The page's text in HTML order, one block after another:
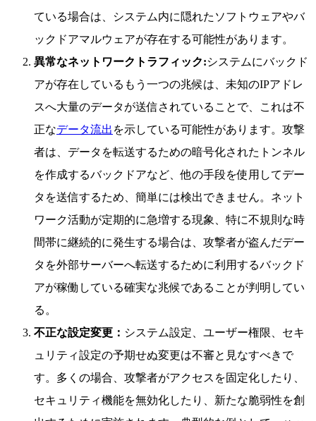
ている場合は、システム内に隠れたソフトウェアやバ
ックドアマルウェアが存在する可能性があります。
異常なネットワークトラフィック:システムにバックド
アが存在しているもう一つの兆候は、未知のIPアドレ
スへ大量のデータが送信されていることで、これは不
正なデータ流出 を示している可能性があります。攻撃
者は、データを転送するための暗号化されたトンネル
を作成するバックドアなど、他の手段を使用してデー
タを送信するため、簡単には検出できません。ネット
ワーク活動が定期的に急増する現象、特に不規則な時
間帯に継続的に発生する場合は、攻撃者が盗んだデー
タを外部サーバーへ転送するために利用するバックド
アが稼働している確実な兆候であることが判明してい
る。
不正な設定変更： システム設定、ユーザー権限、セキ
ュリティ設定の予期せぬ変更は不審と見なすべきで
す。多くの場合、攻撃者がアクセスを固定化したり、
セキュリティ機能を無効化したり、新たな脆弱性を創